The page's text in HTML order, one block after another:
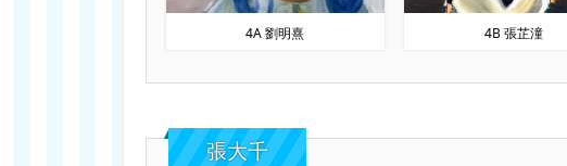
4A 劉明熹 4B 張芷潼
張大千